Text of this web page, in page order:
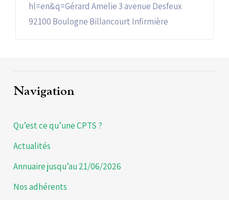
hl=en&q=Gérard Amelie 3 avenue Desfeux
92100 Boulogne Billancourt Infirmière
Navigation
Qu’est ce qu’une CPTS ?
Actualités
Annuaire jusqu’au 21/06/2026
Nos adhérents